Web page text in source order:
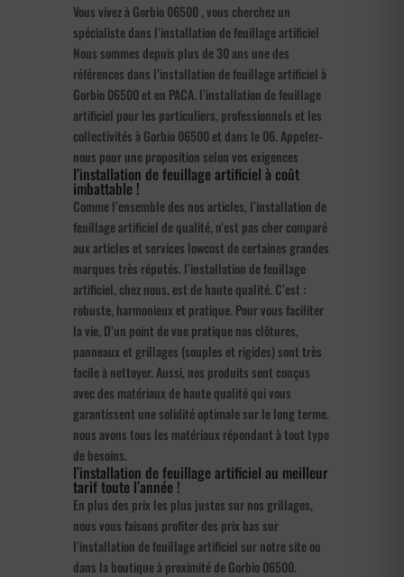
Vous vivez à Gorbio 06500 , vous cherchez un
spécialiste dans l’installation de feuillage artificiel
Nous sommes depuis plus de 30 ans une des
références dans l’installation de feuillage artificiel à
Gorbio 06500 et en PACA. l’installation de feuillage
artificiel pour les particuliers, professionnels et les
collectivités à Gorbio 06500 et dans le 06. Appelez-
nous pour une proposition selon vos exigences
l’installation de feuillage artificiel à coût
imbattable !
Comme l’ensemble des nos articles, l’installation de
feuillage artificiel de qualité, n’est pas cher comparé
aux articles et services lowcost de certaines grandes
marques très réputés. l’installation de feuillage
artificiel, chez nous, est de haute qualité. C’est :
robuste, harmonieux et pratique. Pour vous faciliter
la vie, D’un point de vue pratique nos clôtures,
panneaux et grillages (souples et rigides) sont très
facile à nettoyer. Aussi, nos produits sont conçus
avec des matériaux de haute qualité qui vous
garantissent une solidité optimale sur le long terme.
nous avons tous les matériaux répondant à tout type
de besoins.
l’installation de feuillage artificiel au meilleur
tarif toute l’année !
En plus des prix les plus justes sur nos grillages,
nous vous faisons profiter des prix bas sur
l’installation de feuillage artificiel sur notre site ou
dans la boutique à proximité de Gorbio 06500.